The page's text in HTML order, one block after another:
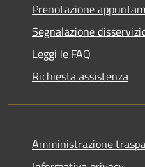
Prenotazione
Segnalazione
Leggi le FAQ
Richiesta assistenza
Amministrazione